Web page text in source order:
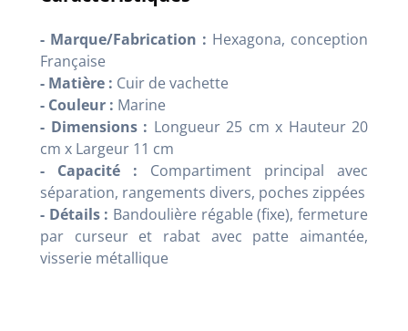
- Marque/Fabrication : Hexagona, conception
Française
- Matière : Cuir de vachette
- Couleur : Marine
- Dimensions : Longueur 25 cm x Hauteur 20
cm x Largeur 11 cm
- Capacité : Compartiment principal avec
séparation, rangements divers, poches zippées
- Détails : Bandoulière régable (fixe), fermeture
par curseur et rabat avec patte aimantée,
visserie métallique